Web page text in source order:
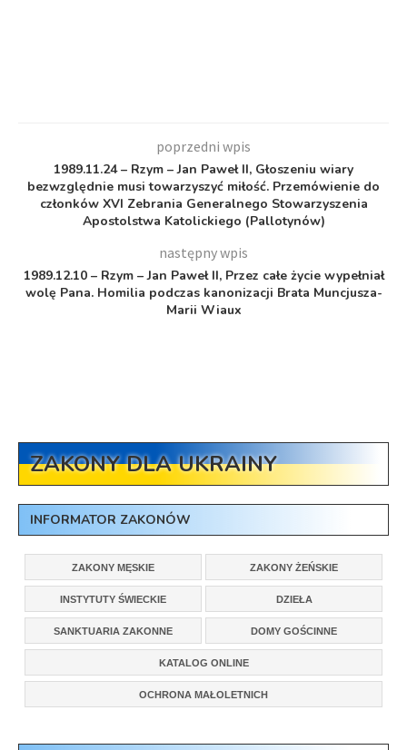
poprzedni wpis
1989.11.24 – Rzym – Jan Paweł II, Głoszeniu wiary
bezwzględnie musi towarzyszyć miłość. Przemówienie do
członków XVI Zebrania Generalnego Stowarzyszenia
Apostolstwa Katolickiego (Pallotynów)
następny wpis
1989.12.10 – Rzym – Jan Paweł II, Przez całe życie wypełniał
wolę Pana. Homilia podczas kanonizacji Brata Muncjusza-
Marii Wiaux
ZAKONY DLA UKRAINY
INFORMATOR ZAKONÓW
ZAKONY MĘSKIE ZAKONY ŻEŃSKIE
INSTYTUTY ŚWIECKIE DZIEŁA
SANKTUARIA ZAKONNE DOMY GOŚCINNE
KATALOG ONLINE
OCHRONA MAŁOLETNICH